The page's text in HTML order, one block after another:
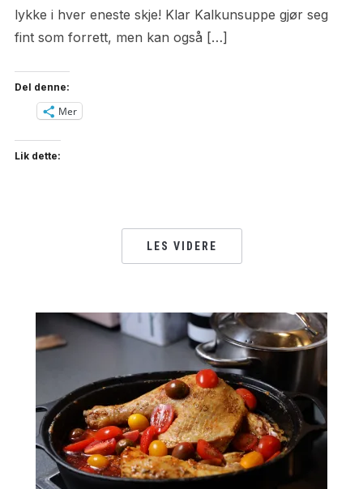
lykke i hver eneste skje! Klar Kalkunsuppe gjør seg
fint som forrett, men kan også […]
Del denne:
Mer
Lik dette:
LES VIDERE